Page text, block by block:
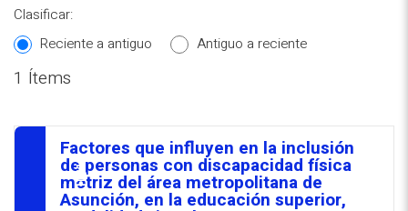
REPOSITORIO EN LÍNEA DE
CONTENIDOS ACADÉMICOS SOBRE
EDUCACIÓN Y FORMACIÓN DEL
PROFESORADO
Clasificar:
Reciente a antiguo
Antiguo a reciente
1 Ítems
סיכום
Factores que influyen en la inclusión
de personas con discapacidad física
motriz del área metropolitana de
Asunción, en la educación superior,